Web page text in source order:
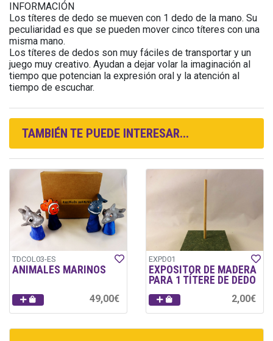
INFORMACIÓN
Los títeres de dedo se mueven con 1 dedo de la mano. Su
peculiaridad es que se pueden mover cinco títeres con una
misma mano.
Los títeres de dedos son muy fáciles de transportar y un
juego muy creativo. Ayudan a dejar volar la imaginación al
tiempo que potencian la expresión oral y la atención al
tiempo de escuchar.
TAMBIÉN TE PUEDE INTERESAR...
TDCOL03-ES
ANIMALES MARINOS
49,00€
EXPD01
EXPOSITOR DE MADERA
PARA 1 TÍTERE DE DEDO
2,00€